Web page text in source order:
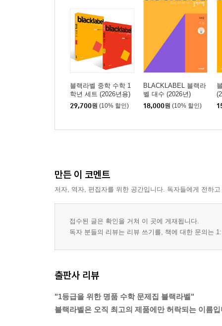
블랙라벨 중학 수학 1
학년 세트 (2026년용)
29,700원 (10% 할인)
BLACKLABEL 블랙라
벨 대수 (2026년)
18,000원 (10% 할인)
만든 이 코멘트
저자, 역자, 편집자를 위한 공간입니다. 독자들에게 전하
접수된 글은 확인을 거쳐 이 곳에 게재됩니다.
독자 분들의 리뷰는 리뷰 쓰기를, 책에 대한 문의는
출판사 리뷰
"1등급을 위한 명품 수학 문제집 블랙라벨"
블랙라벨은 오직 최고의 제품에만 허락되는 이름